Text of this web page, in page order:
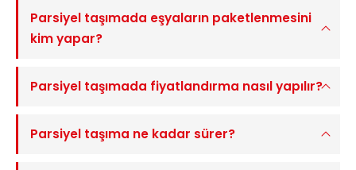
Parsiyel taşımada eşyaların paketlenmesini
kim yapar?
Parsiyel taşımada fiyatlandırma nasıl yapılır?
Parsiyel taşıma ne kadar sürer?